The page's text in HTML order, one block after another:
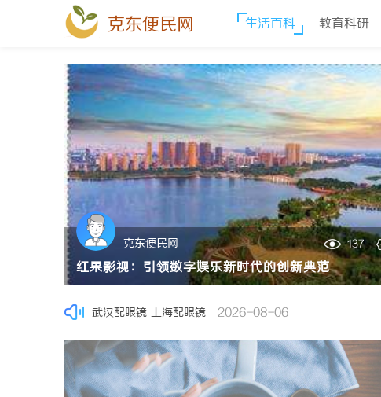
克东便民网 生活百科 教育科研
克东便民网 137
轨道影院：引领未来观影体验的创新平台
武汉配眼镜 上海配眼镜
2026-08-05
蚂蚁影视：探索智能化影视平台的未来发展路径
2026-
2828电影网：打造优质影视资源聚合平台的全新体验
武汉配眼镜 上海配眼镜
2026-08-06
干燥症患者口干眼燥熬多年，一个周期缓过来？老中医：
武汉配眼镜 上海配眼镜
2026-08-06